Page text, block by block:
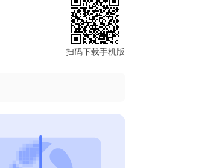
扫码下载手机版